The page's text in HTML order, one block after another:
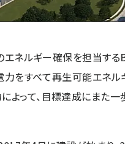
エネルギー確保を担当す
をすべて再生可能エネ
よって、目標達成にまた一